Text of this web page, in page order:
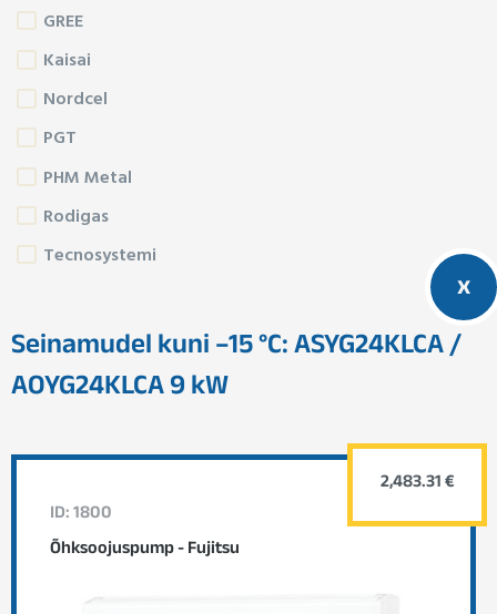
GREE
Kaisai
Nordcel
PGT
PHM Metal
Rodigas
Tecnosystemi
Seinamudel kuni –15 °C: ASYG24KLCA /
AOYG24KLCA 9 kW
x
ID: 1800
Õhksoojuspump - Fujitsu
2,483.31 €